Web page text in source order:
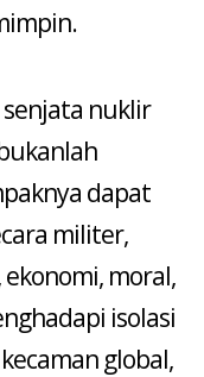
nuklir
dapat
militer,
moral,
isolasi
global,